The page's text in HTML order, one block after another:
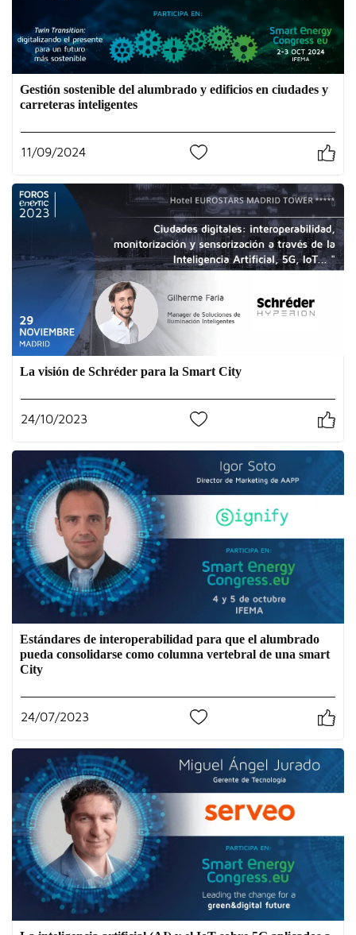
Gestión sostenible del alumbrado y edificios en ciudades y
carreteras inteligentes
11/09/2024
La visión de Schréder para la Smart City
24/10/2023
Estándares de interoperabilidad para que el alumbrado
pueda consolidarse como columna vertebral de una smart
City
24/07/2023